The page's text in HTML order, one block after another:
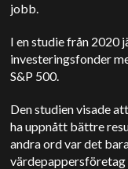
jobb.
I en studie från
investeringsfonder
S&P 500.
Den studien visade
ha uppnått bättre
andra ord var det
värdepappersföretag